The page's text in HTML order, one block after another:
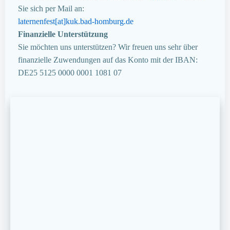
Sie sich per Mail an:
laternenfest[at]kuk.bad-homburg.de
Finanzielle Unterstützung
Sie möchten uns unterstützen? Wir freuen uns sehr über
finanzielle Zuwendungen auf das Konto mit der IBAN:
DE25 5125 0000 0001 1081 07